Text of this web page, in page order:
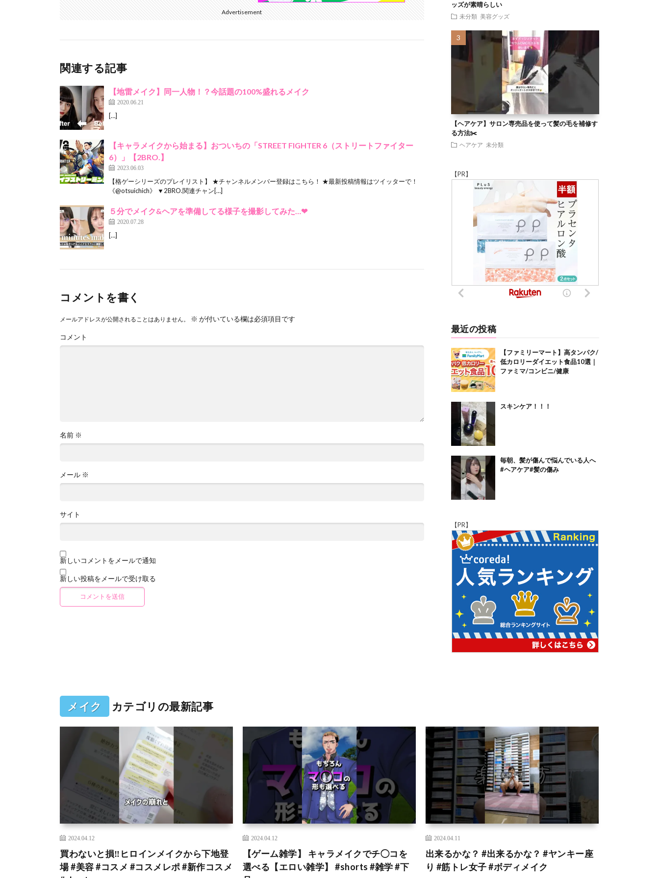
Advertisement
関連する記事
【地雷メイク】同一人物！？今話題の100%盛れるメイク
2020.06.21
[…]
【キャラメイクから始まる】おついちの「STREET FIGHTER 6（ストリートファイター
6）」【2BRO.】
2023.06.03
【格ゲーシリーズのプレイリスト】 ★チャンネルメンバー登録はこちら！ ★最新投稿情報はツイッターで！
《@otsuichich》 ▼2BRO.関連チャン[…]
５分でメイク&ヘアを準備してる様子を撮影してみた…❤︎
2020.07.28
[…]
コメントを書く
メールアドレスが公開されることはありません。 ※ が付いている欄は必須項目です
コメント
名前 ※
メール ※
サイト
新しいコメントをメールで通知
新しい投稿をメールで受け取る
ッズが素晴らしい
未分類 美容グッズ
【ヘアケア】サロン専売品を使って髪の毛を補修す
る方法✂️
ヘアケア 未分類
【PR】
最近の投稿
【ファミリーマート】高タンパク/
低カロリーダイエット食品10選｜
ファミマ/コンビニ/健康
スキンケア！！！
毎朝、髪が傷んで悩んでいる人へ
#ヘアケア#髪の傷み
【PR】
メイク カテゴリの最新記事
2024.04.12
買わないと損‼️ヒロインメイクから下地登
場 #美容 #コスメ #コスメレポ #新作コスメ
2024.04.12
【ゲーム雑学】 キャラメイクでチ◯コを
選べる【エロい雑学】 #shorts #雑学 #下
2024.04.11
出来るかな？ #出来るかな？ #ヤンキー座
り #筋トレ女子 #ボディメイク